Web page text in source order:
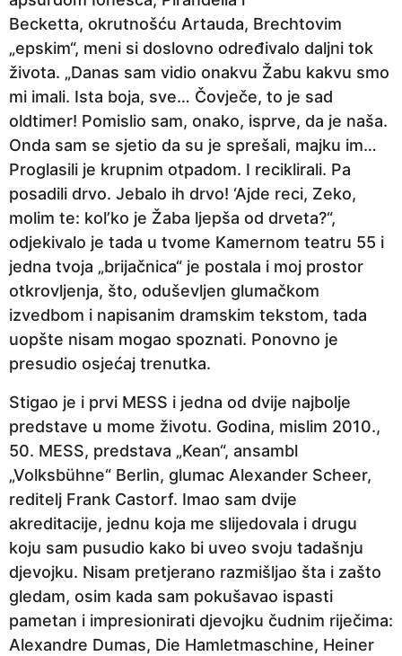
Becketta, okrutnošću Artauda, Brechtovim
„epskim“, meni si doslovno određivalo daljni tok
života. „Danas sam vidio onakvu Žabu kakvu smo
mi imali. Ista boja, sve… Čovječe, to je sad
oldtimer! Pomislio sam, onako, isprve, da je naša.
Onda sam se sjetio da su je sprešali, majku im…
Proglasili je krupnim otpadom. I reciklirali. Pa
posadili drvo. Jebalo ih drvo! ‘Ajde reci, Zeko,
molim te: kol’ko je Žaba ljepša od drveta?“,
odjekivalo je tada u tvome Kamernom teatru 55 i
jedna tvoja „brijačnica“ je postala i moj prostor
otkrovljenja, što, oduševljen glumačkom
izvedbom i napisanim dramskim tekstom, tada
uopšte nisam mogao spoznati. Ponovno je
presudio osjećaj trenutka.
Stigao je i prvi MESS i jedna od dvije najbolje
predstave u mome životu. Godina, mislim 2010.,
50. MESS, predstava „Kean“, ansambl
„Volksbühne“ Berlin, glumac Alexander Scheer,
reditelj Frank Castorf. Imao sam dvije
akreditacije, jednu koja me slijedovala i drugu
koju sam pusudio kako bi uveo svoju tadašnju
djevojku. Nisam pretjerano razmišljao šta i zašto
gledam, osim kada sam pokušavao ispasti
pametan i impresionirati djevojku čudnim riječima:
Alexandre Dumas, Die Hamletmaschine, Heiner